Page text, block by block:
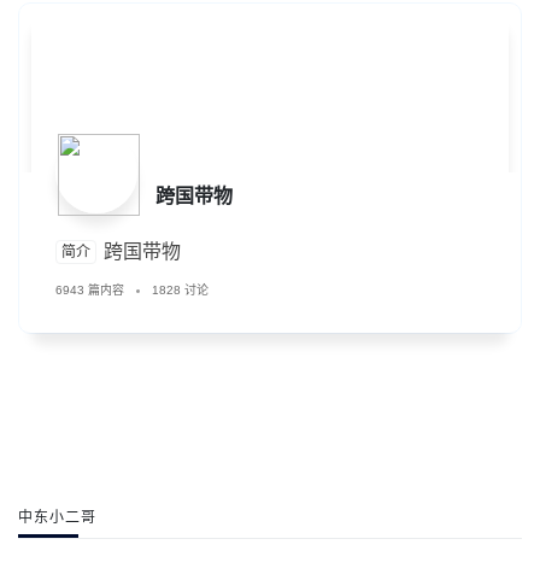
跨国带物
简介 跨国带物
6943 篇内容 1828 讨论
中东小二哥